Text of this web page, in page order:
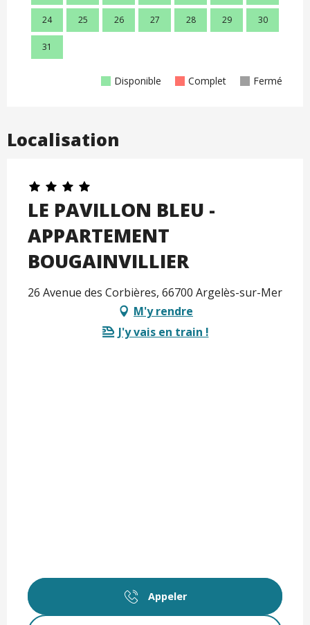
24 25 26 27 28 29 30
31
Disponible Complet Fermé
Localisation
LE PAVILLON BLEU -
APPARTEMENT
BOUGAINVILLIER
26 Avenue des Corbières, 66700 Argelès-sur-Mer
M'y rendre
J'y vais en train !
Appeler